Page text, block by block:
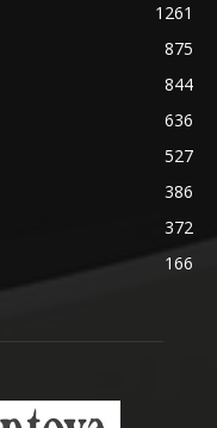
1261
875
844
636
527
386
372
166